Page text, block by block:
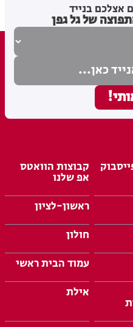
אצלכם בנייד
של גל גפן
קבוצות הוואטס
אפ שלנו
ראשון-לציון
חולון
עמוד הבית ראשי
אילת